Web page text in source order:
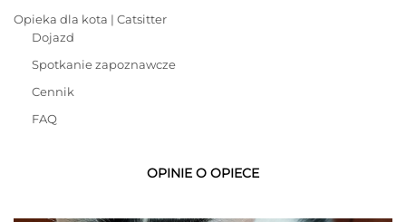
Opieka dla kota | Catsitter
Dojazd
Spotkanie zapoznawcze
Cennik
FAQ
OPINIE O OPIECE